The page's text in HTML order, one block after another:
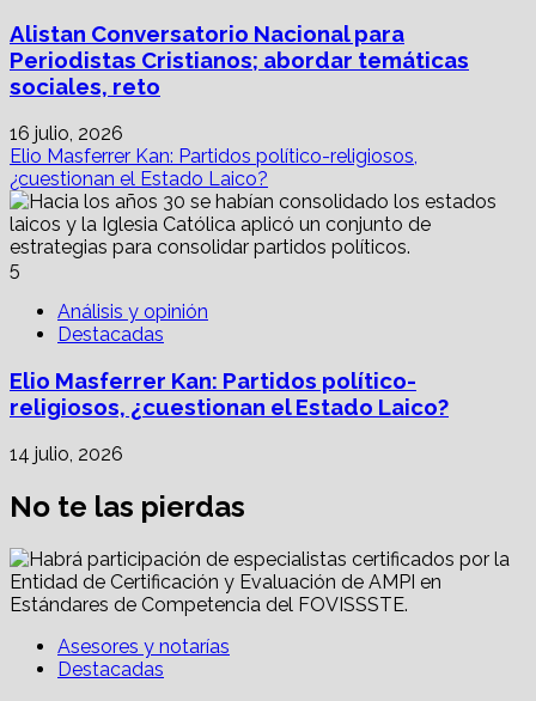
Alistan Conversatorio Nacional para
Periodistas Cristianos; abordar temáticas
sociales, reto
16 julio, 2026
Elio Masferrer Kan: Partidos político-religiosos,
¿cuestionan el Estado Laico?
5
Análisis y opinión
Destacadas
Elio Masferrer Kan: Partidos político-
religiosos, ¿cuestionan el Estado Laico?
14 julio, 2026
No te las pierdas
Asesores y notarías
Destacadas